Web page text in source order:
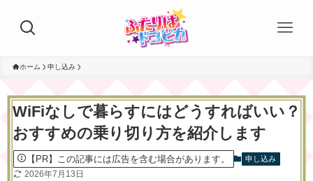
ホーム 申し込み
WiFiなしで暮らすにはどうすればいい？
おすすめの乗り切り方を紹介します
【PR】この記事には広告を含む場合があります。 申し込み
2026年7月13日